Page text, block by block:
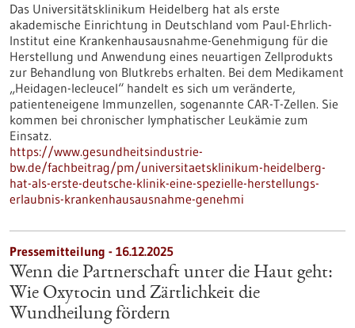
Das Universitätsklinikum Heidelberg hat als erste
akademische Einrichtung in Deutschland vom Paul-Ehrlich-
Institut eine Krankenhausausnahme-Genehmigung für die
Herstellung und Anwendung eines neuartigen Zellprodukts
zur Behandlung von Blutkrebs erhalten. Bei dem Medikament
„Heidagen-lecleucel“ handelt es sich um veränderte,
patienteneigene Immunzellen, sogenannte CAR-T-Zellen. Sie
kommen bei chronischer lymphatischer Leukämie zum
Einsatz.
https://www.gesundheitsindustrie-
bw.de/fachbeitrag/pm/universitaetsklinikum-heidelberg-
hat-als-erste-deutsche-klinik-eine-spezielle-herstellungs-
erlaubnis-krankenhausausnahme-genehmi
Pressemitteilung - 16.12.2025
Wenn die Partnerschaft unter die Haut geht:
Wie Oxytocin und Zärtlichkeit die
Wundheilung fördern